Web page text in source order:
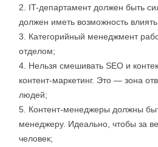
IT-департамент должен быть
должен иметь возможность
Категорийный менеджмент
отделом;
Нельзя смешивать SEO и
контент-маркетинг. Это — зона
людей;
Контент-менеджеры должны
менеджеру. Идеально, чтобы за
человек;